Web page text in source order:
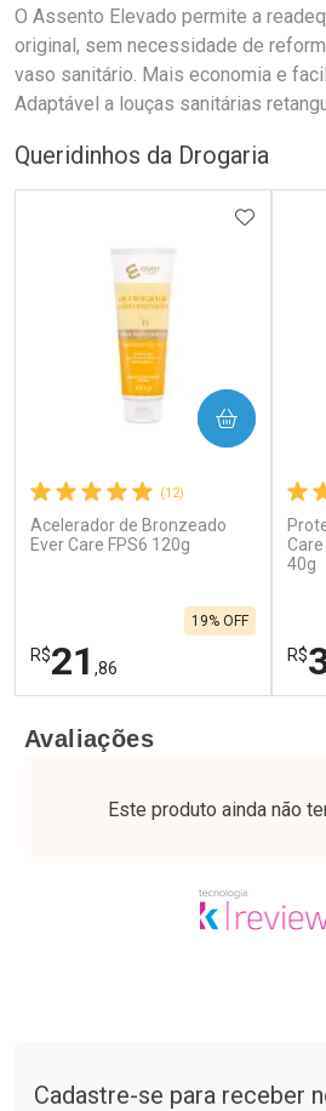
O Assento Elevado permite a
original, sem necessidade de
vaso sanitário. Mais economia e
Adaptável a louças sanitárias
Queridinhos da Drogaria
(12)
Acelerador de Bronzeado
Ever Care FPS6 120g
R$21 ,86
19% OFF
COMPRAR
Laboratório
Ativar Desconto
Por Menos
40g
R$
Avaliações
Este produto ainda não
Cadastre-se para receber